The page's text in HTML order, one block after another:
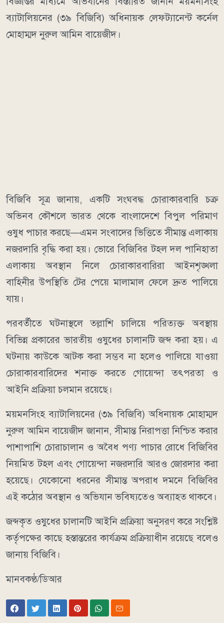
ব্যাটালিয়নের (৩৯ বিজিবি) অধিনায়ক লেফট্যানেন্ট কর্নেল
মোহাম্মদ নুরুল আমিন বায়েজীদ।
বিজিবি সূত্র জানায়, একটি সংঘবদ্ধ চোরাকারবারি চক্র
অভিনব কৌশলে ভারত থেকে বাংলাদেশে বিপুল পরিমাণ
ওষুধ পাচার করছে—এমন সংবাদের ভিত্তিতে সীমান্ত এলাকায়
নজরদারি বৃদ্ধি করা হয়। ভোরে বিজিবির টহল দল পানিহাতা
এলাকায় অবস্থান নিলে চোরাকারবারিরা আইনশৃঙ্খলা
বাহিনীর উপস্থিতি টের পেয়ে মালামাল ফেলে দ্রুত পালিয়ে
যায়।
পরবর্তীতে ঘটনাস্থলে তল্লাশি চালিয়ে পরিত্যক্ত অবস্থায়
বিভিন্ন প্রকারের ভারতীয় ওষুধের চালানটি জব্দ করা হয়। এ
ঘটনায় কাউকে আটক করা সম্ভব না হলেও পালিয়ে যাওয়া
চোরাকারবারিদের শনাক্ত করতে গোয়েন্দা তৎপরতা ও
আইনি প্রক্রিয়া চলমান রয়েছে।
ময়মনসিংহ ব্যাটালিয়নের (৩৯ বিজিবি) অধিনায়ক মোহাম্মদ
নুরুল আমিন বায়েজীদ জানান, সীমান্ত নিরাপত্তা নিশ্চিত করার
পাশাপাশি চোরাচালান ও অবৈধ পণ্য পাচার রোধে বিজিবির
নিয়মিত টহল এবং গোয়েন্দা নজরদারি আরও জোরদার করা
হয়েছে। যেকোনো ধরনের সীমান্ত অপরাধ দমনে বিজিবির
এই কঠোর অবস্থান ও অভিযান ভবিষ্যতেও অব্যাহত থাকবে।
জব্দকৃত ওষুধের চালানটি আইনি প্রক্রিয়া অনুসরণ করে সংশ্লিষ্ট
কর্তৃপক্ষের কাছে হস্তান্তরের কার্যক্রম প্রক্রিয়াধীন রয়েছে বলেও
জানায় বিজিবি।
মানবকণ্ঠ/ডিআর